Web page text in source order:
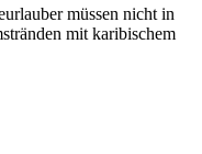
müssen nicht in
mit karibischem